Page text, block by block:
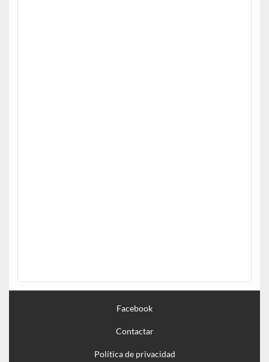
Facebook
Contactar
Política de privacidad